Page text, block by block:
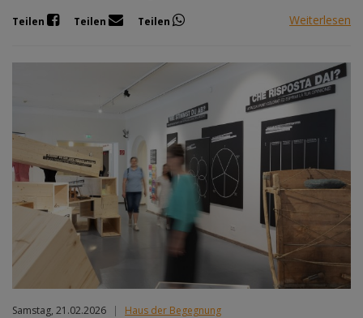
Teilen Teilen Teilen Weiterlesen
Samstag, 21.02.2026 | Haus der Begegnung